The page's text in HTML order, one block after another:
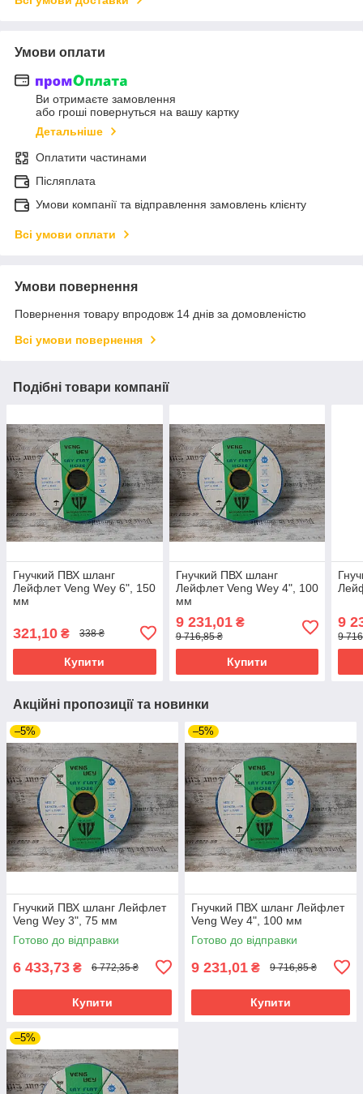
Умови оплати
Ви отримаєте замовлення
або гроші повернуться на вашу картку
Детальніше
Оплатити частинами
Післяплата
Умови компанії та відправлення замовлень клієнту
Всі умови оплати
Умови повернення
Повернення товару впродовж 14 днів за домовленістю
Всі умови повернення
Подібні товари компанії
Гнучкий ПВХ шланг
Лейфлет Veng Wey 6", 150
мм
321,10 ₴ 338 ₴
Купити
Гнучкий ПВХ шланг
Лейфлет Veng Wey 4", 100
мм
9 231,01₴
9 716,85 ₴
Купити
9
9
Акційні пропозиції та новинки
–5%
Гнучкий ПВХ шланг Лейфлет
Veng Wey 3", 75 мм
Готово до відправки
6 433,73 ₴ 6 772,35 ₴
Купити
–5%
Гнучкий ПВХ шланг Лейфлет
Veng Wey 4", 100 мм
Готово до відправки
9 231,01 ₴ 9 716,85 ₴
Купити
–5%